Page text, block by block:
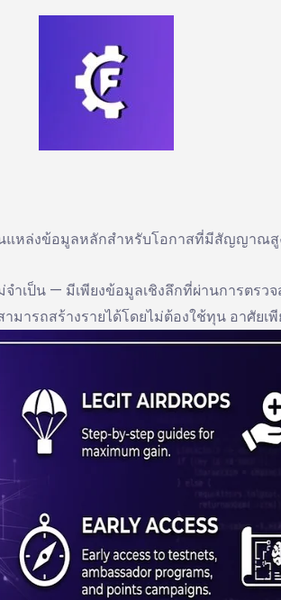
แหล่งข้อมูลหลักสำหรับโอกาสที่มีสัญญาณสู
ำเป็น — มีเพียงข้อมูลเชิงลึกที่ผ่านการตรว
ารถสร้างรายได้โดยไม่ต้องใช้ทุน อาศัยเ